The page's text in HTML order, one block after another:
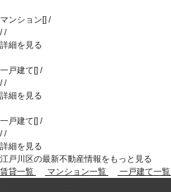
マンション[] /
//
詳細を見る
一戸建て[] /
//
詳細を見る
一戸建て[] /
//
詳細を見る
江戸川区の最新不動産情報をもっと見る
賃貸一覧
マンション一覧 一戸建て一覧